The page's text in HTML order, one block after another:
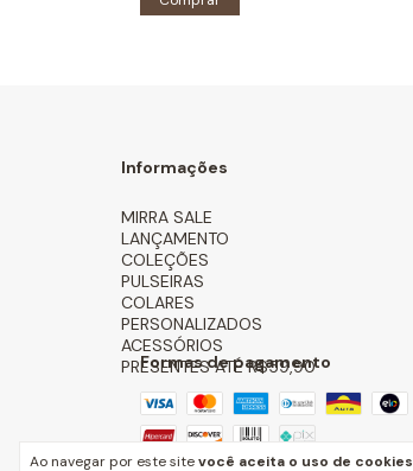
Ao navegar por este sitevocê aceita o uso de cookies
Informações
MIRRA SALE
LANÇAMENTO
COLEÇÕES
PULSEIRAS
COLARES
PERSONALIZADOS
ACESSÓRIOS
PRESENTES ATÉ R$59,90
Formas de pagamento